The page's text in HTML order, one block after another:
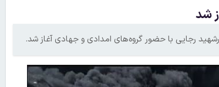
شد
رجایی با حضور گروه‌های امدادی و جهادی آغاز شد.